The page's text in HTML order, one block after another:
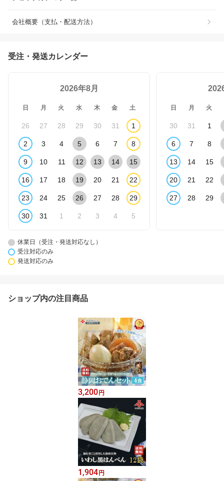
会社概要（支払・配送方法）
受注・発送カレンダー
2026年8月
日 月 火 水 木 金 土
26 27 28 29 30 31 1
2 3 4 5 6 7 8
9 10 11 12 13 14 15
16 17 18 19 20 21 22
23 24 25 26 27 28 29
30 31 1 2 3 4 5
日 月 火
30 31 1
6 7 8
13 14 15
20 21 22
27 28 29
休業日（受注・発送対応なし）
受注対応のみ
発送対応のみ
ショップ内の注目商品
3,200円
1,904円